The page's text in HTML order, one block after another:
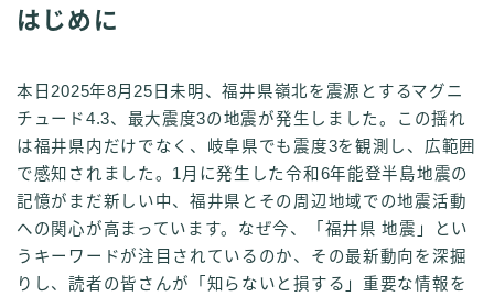
はじめに
本日2025年8月25日未明、福井県嶺北を震源とするマグニ
チュード4.3、最大震度3の地震が発生しました。この揺れ
は福井県内だけでなく、岐阜県でも震度3を観測し、広範囲
で感知されました。1月に発生した令和6年能登半島地震の
記憶がまだ新しい中、福井県とその周辺地域での地震活動
への関心が高まっています。なぜ今、「福井県 地震」とい
うキーワードが注目されているのか、その最新動向を深掘
りし、読者の皆さんが「知らないと損する」重要な情報を